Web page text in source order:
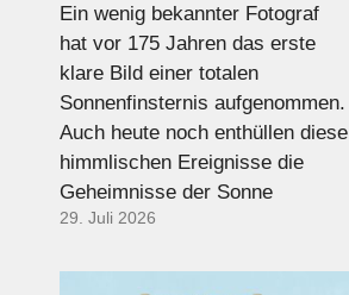
Ein wenig bekannter Fotograf
hat vor 175 Jahren das erste
klare Bild einer totalen
Sonnenfinsternis aufgenommen.
Auch heute noch enthüllen diese
himmlischen Ereignisse die
Geheimnisse der Sonne
29. Juli 2026